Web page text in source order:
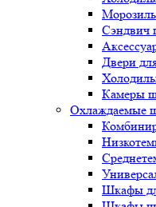
Сэндвич
Двери
Камеры
Охлаждаемые
Шкафы